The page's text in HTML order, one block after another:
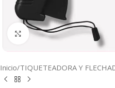
Clic para ampliar
Inicio TIQUETEADORA Y